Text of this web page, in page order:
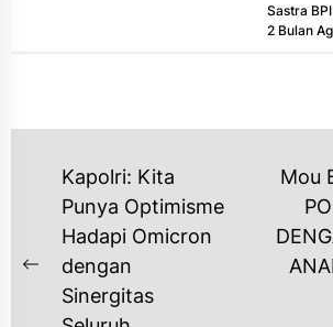
nasional, Tokoh
Sastra BPI
2 Bulan
NAVIGASI
POS
Previous
post:
Kapolri: Kita
Punya Optimisme
Hadapi Omicron
dengan
Sinergitas
Mou